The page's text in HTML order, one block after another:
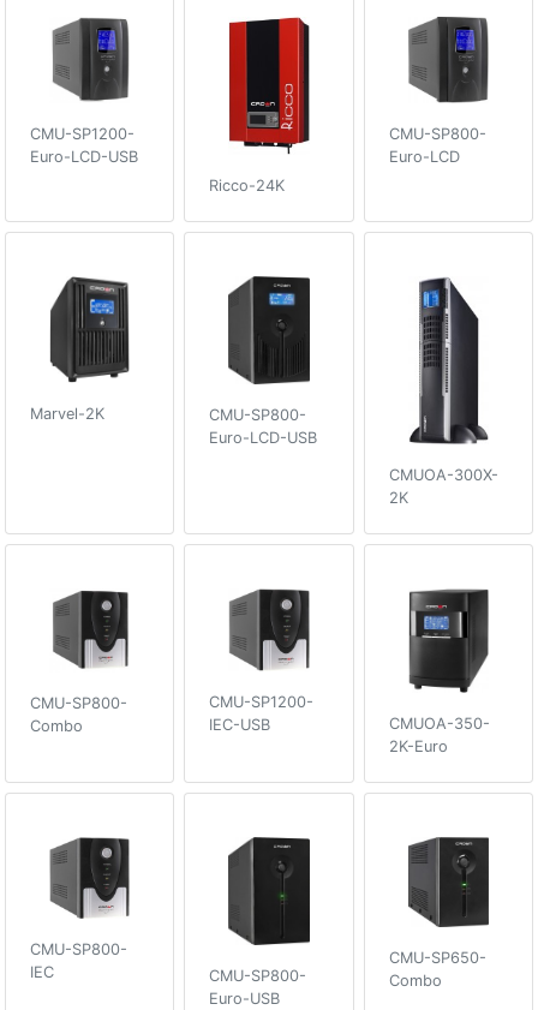
CMU-SP1200-
Euro-LCD-USB
Ricco-24K
CMU-SP800-
Euro-LCD
Marvel-2K
CMU-SP800-
Euro-LCD-USB
CMUOA-300X-
2K
CMU-SP800-
Combo
CMU-SP1200-
IEC-USB
CMUOA-350-
2K-Euro
CMU-SP800-
IEC
CMU-SP800-
Euro-USB
CMU-SP650-
Combo